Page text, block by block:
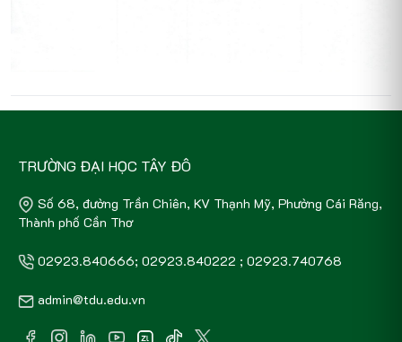
TRƯỜNG ĐẠI HỌC TÂY ĐÔ
Số 68, đường Trần Chiên, KV Thạnh Mỹ, Phường Cái Răng,
Thành phố Cần Thơ
02923.840666; 02923.840222 ; 02923.740768
admin@tdu.edu.vn